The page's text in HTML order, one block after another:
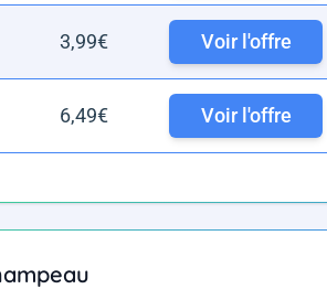
3,99€ Voir l'offre
6,49€ Voir l'offre